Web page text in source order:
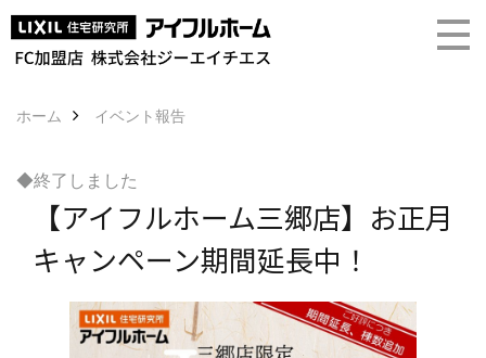
ホーム イベント報告
◆終了しました
【アイフルホーム三郷店】お正月
キャンペーン期間延長中！